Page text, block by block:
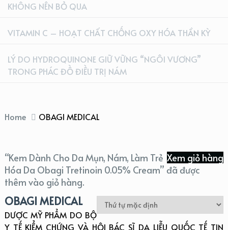
KHÔNG NÊN BỎ QUA
VITAMIN C – HOẠT CHẤT CHỐNG OXY HÓA THẦN KỲ
LÝ DO HYDROQUINONE GIỮ VỮNG “NGÔI VƯƠNG”
TRONG PHÁC ĐỒ ĐIỀU TRỊ NÁM
Home OBAGI MEDICAL
Xem giỏ hàng
“Kem Dành Cho Da Mụn, Nám, Làm Trẻ
Hóa Da Obagi Tretinoin 0.05% Cream” đã được
thêm vào giỏ hàng.
OBAGI MEDICAL
DƯỢC MỸ PHẨM DO BỘ
Y TẾ KIỂM CHỨNG VÀ HỘI BÁC SĨ DA LIỄU QUỐC TẾ TIN